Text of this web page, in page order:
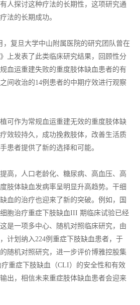
人探讨这种疗法的长期性，这项研究通
法的长期成功。
，复旦大学中山附属医院的研究团队曾在
上发表了此类临床研究结果，回顾性分
血运重建失败的重度肢体缺血患者的有
间收治的14例患者的中期疗效进行观察
可作为常规血运重建无效的重度肢体缺
效较持久，成功挽救肢体，改善生活质
患者提供了新的选择和可能。
高，人口老龄化、糖尿病、高血压、高
肢体缺血发病率呈明显升高趋势。干细
血的治疗也迎来了新的突破。例如，国
胞治疗重症下肢缺血III 期临床试验已经
是一项多中心、随机对照临床研究，由
计划纳入224例重症下肢缺血患者，于
随机对照研究，进一步评价博雅控股集
疗重症下肢缺血（CLI）的安全性和有效
出，相信未来重症肢体缺血患者会迎来